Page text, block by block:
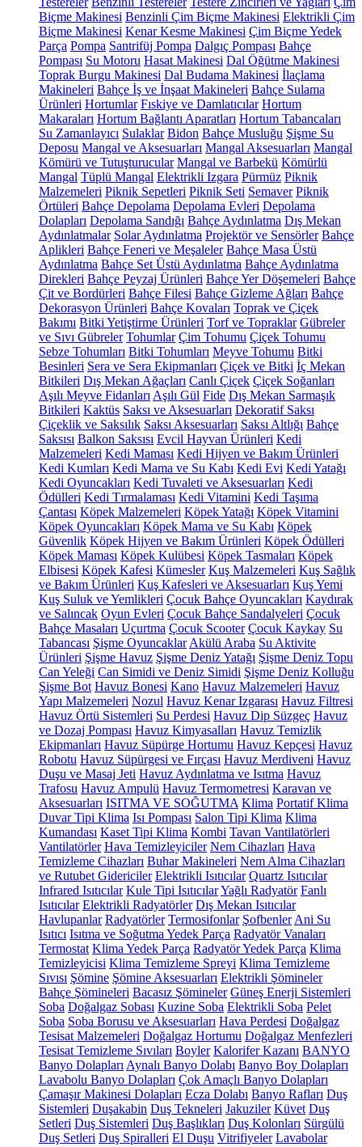
Biçme Makinesi Benzinli Çim Biçme Makinesi Elektrikli Çim
Biçme Makinesi Kenar Kesme Makinesi Çim Biçme Yedek
Parça Pompa Santrifüj Pompa Dalgıç Pompası Bahçe
Pompası Su Motoru Hasat Makinesi Dal Öğütme Makinesi
Toprak Burgu Makinesi Dal Budama Makinesi İlaçlama
Makineleri Bahçe İş ve İnşaat Makineleri Bahçe Sulama
Ürünleri Hortumlar Fıskiye ve Damlatıcılar Hortum
Makaraları Hortum Bağlantı Aparatları Hortum Tabancaları
Su Zamanlayıcı Sulaklar Bidon Bahçe Musluğu Şişme Su
Deposu Mangal ve Aksesuarları Mangal Aksesuarları Mangal
Kömürü ve Tutuşturucular Mangal ve Barbekü Kömürlü
Mangal Tüplü Mangal Elektrikli Izgara Pürmüz Piknik
Malzemeleri Piknik Sepetleri Piknik Seti Semaver Piknik
Örtüleri Bahçe Depolama Depolama Evleri Depolama
Dolapları Depolama Sandığı Bahçe Aydınlatma Dış Mekan
Aydınlatmalar Solar Aydınlatma Projektör ve Sensörler Bahçe
Aplikleri Bahçe Feneri ve Meşaleler Bahçe Masa Üstü
Aydınlatma Bahçe Set Üstü Aydınlatma Bahçe Aydınlatma
Direkleri Bahçe Peyzaj Ürünleri Bahçe Yer Döşemeleri Bahçe
Çit ve Bordürleri Bahçe Filesi Bahçe Gizleme Ağları Bahçe
Dekorasyon Ürünleri Bahçe Kovaları Toprak ve Çiçek
Bakımı Bitki Yetiştirme Ürünleri Torf ve Topraklar Gübreler
ve Sıvı Gübreler Tohumlar Çim Tohumu Çiçek Tohumu
Sebze Tohumları Bitki Tohumları Meyve Tohumu Bitki
Besinleri Sera ve Sera Ekipmanları Çiçek ve Bitki İç Mekan
Bitkileri Dış Mekan Ağaçları Canlı Çiçek Çiçek Soğanları
Aşılı Meyve Fidanları Aşılı Gül Fide Dış Mekan Sarmaşık
Bitkileri Kaktüs Saksı ve Aksesuarları Dekoratif Saksı
Çiçeklik ve Saksılık Saksı Aksesuarları Saksı Altlığı Bahçe
Saksısı Balkon Saksısı Evcil Hayvan Ürünleri Kedi
Malzemeleri Kedi Maması Kedi Hijyen ve Bakım Ürünleri
Kedi Kumları Kedi Mama ve Su Kabı Kedi Evi Kedi Yatağı
Kedi Oyuncakları Kedi Tuvaleti ve Aksesuarları Kedi
Ödülleri Kedi Tırmalaması Kedi Vitamini Kedi Taşıma
Çantası Köpek Malzemeleri Köpek Yatağı Köpek Vitamini
Köpek Oyuncakları Köpek Mama ve Su Kabı Köpek
Güvenlik Köpek Hijyen ve Bakım Ürünleri Köpek Ödülleri
Köpek Maması Köpek Kulübesi Köpek Tasmaları Köpek
Elbisesi Köpek Kafesi Kümesler Kuş Malzemeleri Kuş Sağlık
ve Bakım Ürünleri Kuş Kafesleri ve Aksesuarları Kuş Yemi
Kuş Suluk ve Yemlikleri Çocuk Bahçe Oyuncakları Kaydırak
ve Salıncak Oyun Evleri Çocuk Bahçe Sandalyeleri Çocuk
Bahçe Masaları Uçurtma Çocuk Scooter Çocuk Kaykay Su
Tabancası Şişme Oyuncaklar Akülü Araba Su Aktivite
Ürünleri Şişme Havuz Şişme Deniz Yatağı Şişme Deniz Topu
Can Yeleği Can Simidi ve Deniz Simidi Şişme Deniz Kolluğu
Şişme Bot Havuz Bonesi Kano Havuz Malzemeleri Havuz
Yapı Malzemeleri Nozul Havuz Kenar Izgarası Havuz Filtresi
Havuz Örtü Sistemleri Su Perdesi Havuz Dip Süzgeç Havuz
ve Dozaj Pompası Havuz Kimyasalları Havuz Temizlik
Ekipmanları Havuz Süpürge Hortumu Havuz Kepçesi Havuz
Robotu Havuz Süpürgesi ve Fırçası Havuz Merdiveni Havuz
Duşu ve Masaj Jeti Havuz Aydınlatma ve Isıtma Havuz
Trafosu Havuz Ampulü Havuz Termometresi Karavan ve
Aksesuarları ISITMA VE SOĞUTMA Klima Portatif Klima
Duvar Tipi Klima Isı Pompası Salon Tipi Klima Klima
Kumandası Kaset Tipi Klima Kombi Tavan Vantilatörleri
Vantilatörler Hava Temizleyiciler Nem Cihazları Hava
Temizleme Cihazları Buhar Makineleri Nem Alma Cihazları
ve Rutubet Gidericiler Elektrikli Isıtıcılar Quartz Isıtıcılar
Infrared Isıtıcılar Kule Tipi IsıtıcılarYağlı Radyatör Fanlı
Isıtıcılar Elektrikli Radyatörler Dış Mekan Isıtıcılar
Havlupanlar Radyatörler Termosifonlar Şofbenler Ani Su
Isıtıcı Isıtma ve Soğutma Yedek Parça Radyatör Vanaları
Termostat Klima Yedek Parça Radyatör Yedek Parça Klima
Temizleyicisi Klima Temizleme Spreyi Klima Temizleme
Sıvısı Şömine Şömine Aksesuarları Elektrikli Şömineler
Bahçe Şömineleri Bacasız Şömineler Güneş Enerji Sistemleri
Soba Doğalgaz Sobası Kuzine Soba Elektrikli Soba Pelet
Soba Soba Borusu ve Aksesuarları Hava Perdesi Doğalgaz
Tesisat Malzemeleri Doğalgaz Hortumu Doğalgaz Menfezleri
Tesisat Temizleme Sıvıları Boyler Kalorifer Kazanı BANYO
Banyo Dolapları Aynalı Banyo Dolabı Banyo Boy Dolapları
Lavabolu Banyo Dolapları Çok Amaçlı Banyo Dolapları
Çamaşır Makinesi Dolapları Ecza Dolabı Banyo Rafları Duş
Sistemleri Duşakabin Duş Tekneleri Jakuziler Küvet Duş
Setleri Duş Sistemleri Duş Başlıkları Duş Kolonları Sürgülü
Duş Setleri Duş Spiralleri El Duşu Vitrifiyeler Lavabolar